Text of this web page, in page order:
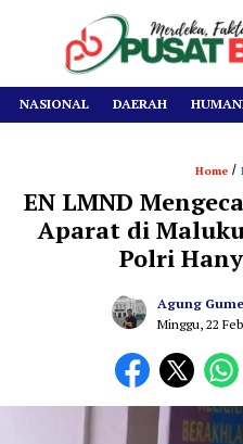
NASIONAL DAERAH
Home /
EN LMND
Aparat di
Polri
Agung
Minggu, 22